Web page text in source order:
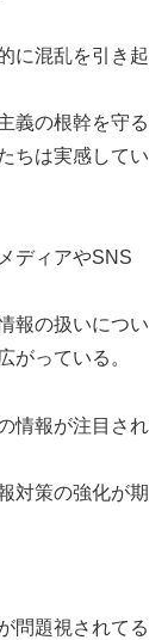
に混乱を引き起
義の根幹を守る
ちは実感してい
ディアやSNS
報の扱いについ
がっている。
情報が注目され
対策の強化が期
問題視されてる